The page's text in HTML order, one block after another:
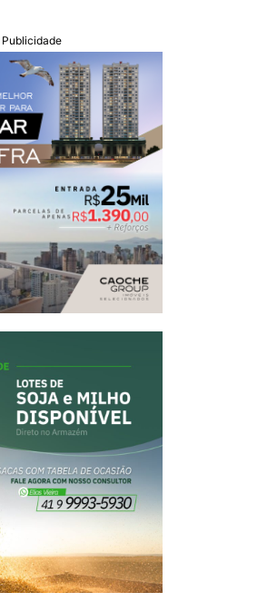
Publicidade